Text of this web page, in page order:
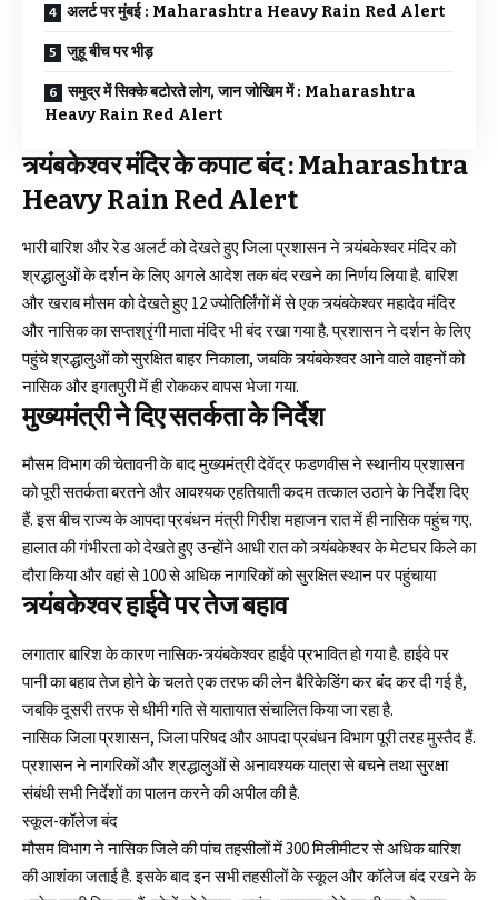
अलर्ट पर मुंबई : Maharashtra Heavy Rain Red Alert
जुहू बीच पर भीड़
समुद्र में सिक्के बटोरते लोग, जान जोखिम में : Maharashtra
Heavy Rain Red Alert
त्र्यंबकेश्वर मंदिर के कपाट बंद :Maharashtra
Heavy Rain Red Alert
भारी बारिश और रेड अलर्ट को देखते हुए जिला प्रशासन ने त्र्यंबकेश्वर मंदिर को
श्रद्धालुओं के दर्शन के लिए अगले आदेश तक बंद रखने का निर्णय लिया है. बारिश
और खराब मौसम को देखते हुए 12 ज्योतिर्लिंगों में से एक त्र्यंबकेश्वर महादेव मंदिर
और नासिक का सप्तश्रृंगी माता मंदिर भी बंद रखा गया है. प्रशासन ने दर्शन के लिए
पहुंचे श्रद्धालुओं को सुरक्षित बाहर निकाला, जबकि त्र्यंबकेश्वर आने वाले वाहनों को
नासिक और इगतपुरी में ही रोककर वापस भेजा गया.
मुख्यमंत्री ने दिए सतर्कता के निर्देश
मौसम विभाग की चेतावनी के बाद मुख्यमंत्री देवेंद्र फडणवीस ने स्थानीय प्रशासन
को पूरी सतर्कता बरतने और आवश्यक एहतियाती कदम तत्काल उठाने के निर्देश दिए
हैं. इस बीच राज्य के आपदा प्रबंधन मंत्री गिरीश महाजन रात में ही नासिक पहुंच गए.
हालात की गंभीरता को देखते हुए उन्होंने आधी रात को त्र्यंबकेश्वर के मेटघर किले का
दौरा किया और वहां से 100 से अधिक नागरिकों को सुरक्षित स्थान पर पहुंचाया
त्र्यंबकेश्वर हाईवे पर तेज बहाव
लगातार बारिश के कारण नासिक-त्र्यंबकेश्वर हाईवे प्रभावित हो गया है. हाईवे पर
पानी का बहाव तेज होने के चलते एक तरफ की लेन बैरिकेडिंग कर बंद कर दी गई है,
जबकि दूसरी तरफ से धीमी गति से यातायात संचालित किया जा रहा है.
नासिक जिला प्रशासन, जिला परिषद और आपदा प्रबंधन विभाग पूरी तरह मुस्तैद हैं.
प्रशासन ने नागरिकों और श्रद्धालुओं से अनावश्यक यात्रा से बचने तथा सुरक्षा
संबंधी सभी निर्देशों का पालन करने की अपील की है.
स्कूल-कॉलेज बंद
मौसम विभाग ने नासिक जिले की पांच तहसीलों में 300 मिलीमीटर से अधिक बारिश
की आशंका जताई है. इसके बाद इन सभी तहसीलों के स्कूल और कॉलेज बंद रखने के